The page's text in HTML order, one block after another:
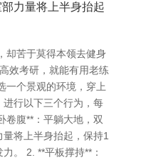
力量将上半身抬起
却苦于莫得本领去健身
效考研，就能有用老练
一个景观的环境，穿上
行以下三个行为，每
卷腹**：平躺大地，双
将上半身抬起，保持1
。 2. **平板撑持**：